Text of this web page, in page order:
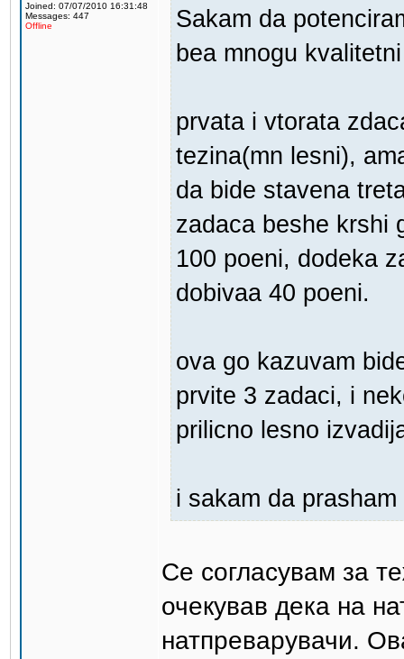
Joined: 07/07/2010 16:31:48
Messages: 447
Offline
Sakam da
bea mnogu
prvata i vtorata
tezina(mn lesni),
da bide stavena
zadaca beshe krshi
100 poeni, dodeka
dobivaa 40 poeni.
ova go kazuvam
prvite 3 zadaci, i
prilicno lesno
i sakam da
Се согласувам за
очекував дека на
натпреварувачи.